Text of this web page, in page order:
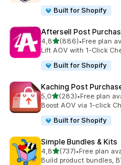
Built for Shopify
Aftersell Post
4,8z 5 hvězd
(886)
Celkový počet recenzí:
•Free plan
Lift AOV with 1-Click
Built for Shopify
Kaching Post
5,0z 5 hvězd
(283)
Celkový počet recenzí:
•Free plan
Boost AOV via 1-click
Built for Shopify
Simple Bundles & Kits
4,8z 5 hvězd
(737)
Celkový počet recenzí:
•Free plan
Build product bundles,